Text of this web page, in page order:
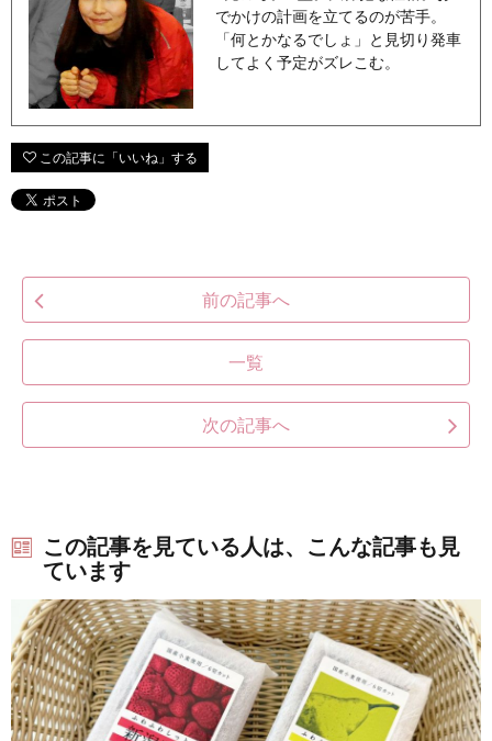
でかけの計画を立てるのが苦手。
「何とかなるでしょ」と見切り発車
してよく予定がズレこむ。
前の記事へ
一覧
次の記事へ
この記事を見ている人は、こんな記事も見
ています